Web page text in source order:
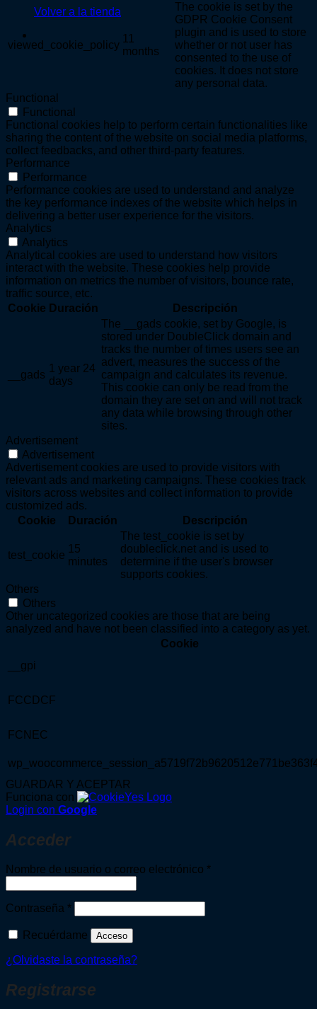
Volver a la tienda
viewed_cookie_policy
11
months
The cookie is set by the
GDPR Cookie Consent
plugin and is used to store
whether or not user has
consented to the use of
cookies. It does not store
any personal data.
Functional
Functional
Functional cookies help to perform certain functionalities like
sharing the content of the website on social media platforms,
collect feedbacks, and other third-party features.
Performance
Performance
Performance cookies are used to understand and analyze
the key performance indexes of the website which helps in
delivering a better user experience for the visitors.
Analytics
Analytics
Analytical cookies are used to understand how visitors
interact with the website. These cookies help provide
information on metrics the number of visitors, bounce rate,
traffic source, etc.
Cookie Duración Descripción
__gads
1 year 24
days
The __gads cookie, set by Google, is
stored under DoubleClick domain and
tracks the number of times users see an
advert, measures the success of the
campaign and calculates its revenue.
This cookie can only be read from the
domain they are set on and will not track
any data while browsing through other
sites.
Advertisement
Advertisement
Advertisement cookies are used to provide visitors with
relevant ads and marketing campaigns. These cookies track
visitors across websites and collect information to provide
customized ads.
Cookie
Duración Descripción
test_cookie
15
minutes
The test_cookie is set by
doubleclick.net and is used to
determine if the user's browser
supports cookies.
Others
Others
Other uncategorized cookies are those that are being
analyzed and have not been classified into a category as yet.
Cookie
__gpi
FCCDCF
FCNEC
GUARDAR Y ACEPTAR
Funciona con
Login con Google
Acceder
Nombre de usuario o correo electrónico *Obligatorio
Contraseña *Obligatorio
Recuérdame Acceso
¿Olvidaste la contraseña?
Registrarse